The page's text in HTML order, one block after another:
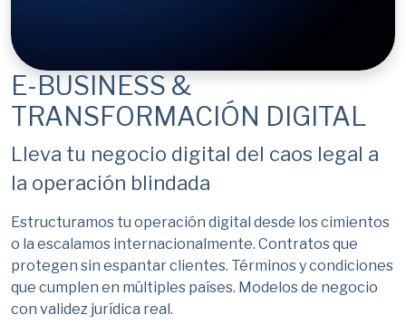
E-BUSINESS &
TRANSFORMACIÓN DIGITAL
Lleva tu negocio digital del caos legal a
la operación blindada
Estructuramos tu operación digital desde los cimientos
o la escalamos internacionalmente. Contratos que
protegen sin espantar clientes. Términos y condiciones
que cumplen en múltiples países. Modelos de negocio
con validez jurídica real.